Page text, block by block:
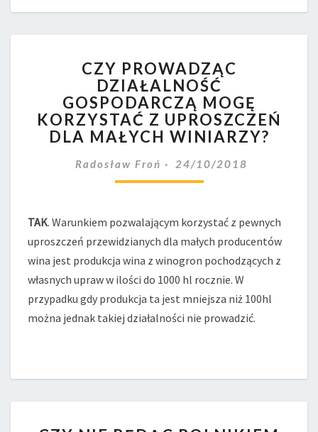
PROWADZĄC
DZIAŁALNOŚĆ
GOSPODARCZĄ
MOGĘ
KORZYSTAĆ
Z
UPROSZCZEŃ
DLA
CZY PROWADZĄC
DZIAŁALNOŚĆ
GOSPODARCZĄ MOGĘ
KORZYSTAĆ Z UPROSZCZEŃ
DLA MAŁYCH WINIARZY?
Radosław Froń 24/10/2018
TAK. Warunkiem pozwalającym korzystać z pewnych
uproszczeń przewidzianych dla małych producentów
wina jest produkcja wina z winogron pochodzących z
własnych upraw w ilości do 1000 hl rocznie. W
przypadku gdy produkcja ta jest mniejsza niż 100hl
można jednak takiej działalności nie prowadzić.